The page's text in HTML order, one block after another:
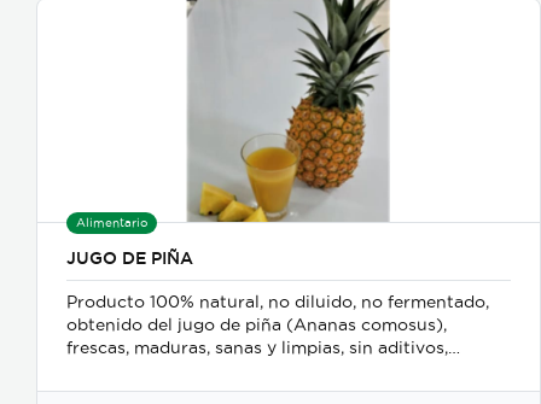
Alimentario
JUGO DE PIÑA
Producto 100% natural, no diluido, no fermentado,
obtenido del jugo de piña (Ananas comosus),
frescas, maduras, sanas y limpias, sin aditivos,
inactivación enzimática, esterilización y envasado